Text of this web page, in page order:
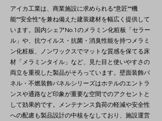
アイカ工業は、商業施設に求められる“意匠”“機
能”“安全性”を兼ね備えた建装建材を幅広く提供して
います。国内シェアNo.1のメラミン化粧板「セラー
ル」や、抗ウイルス・抗菌・消臭性能を持つメラミ
ン化粧板、ノンワックスでマットな質感を保てる床
材「メラミンタイル」など、見た目と使いやすさの
両立を重視した製品がそろっています。壁面装飾パ
ネル・不燃装飾パネルシリーズはホテルのエントラ
ンスや通路など印象が重要な空間でのアクセントと
して効果的です。メンテナンス負荷の軽減や安全性
への配慮も製品設計の中核をなしており、施設運営